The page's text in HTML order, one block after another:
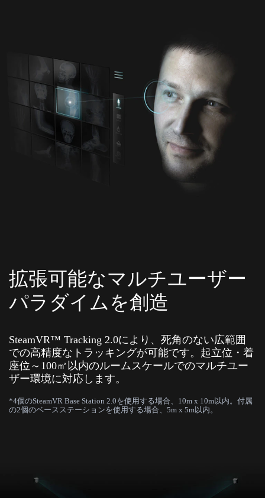
拡張可能なマルチユーザー
パラダイムを創造
SteamVR™ Tracking 2.0により、死角のない広範囲
での高精度なトラッキングが可能です。起立位・着
座位～100㎡以内のルームスケールでのマルチユー
ザー環境に対応します。
*4個のSteamVR Base Station 2.0を使用する場合、10m x 10m以内。付属
の2個のベースステーションを使用する場合、5m x 5m以内。